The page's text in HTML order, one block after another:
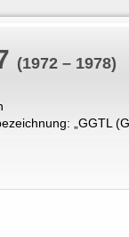
(1972 – 1978)
„ GGTL